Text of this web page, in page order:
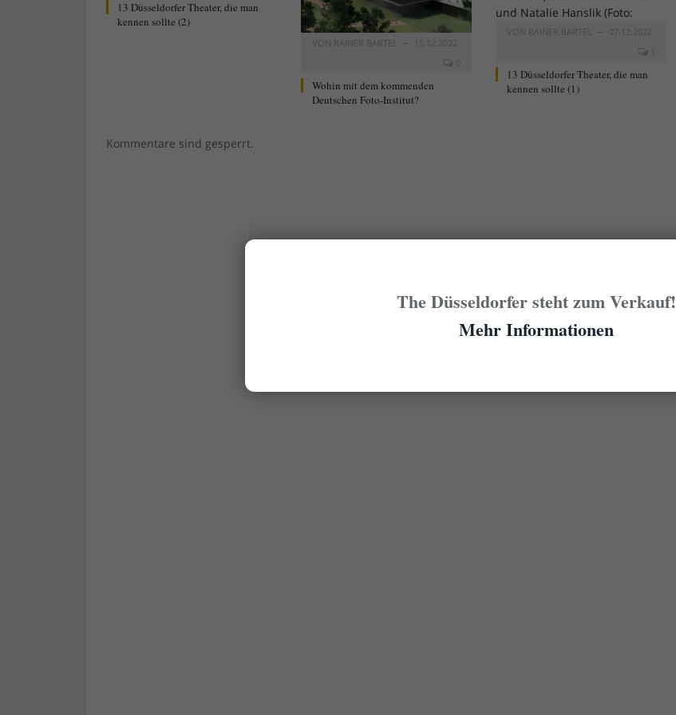
13 Düsseldorfer Theater, die man
kennen sollte (2)
VON RAINER BARTEL
15.12.2022
0
Wohin mit dem kommenden
Deutschen Foto-Institut?
VON RAINER BARTEL
07.12.2022
1
13 Düsseldorfer Theater, die man
kennen sollte (1)
Kommentare sind gesperrt.
The Düsseldorfer steht zum Verkauf!
Mehr Informationen